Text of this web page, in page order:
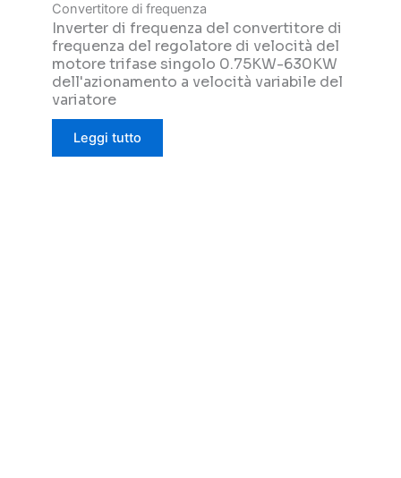
Convertitore di frequenza
Inverter di frequenza del convertitore di
frequenza del regolatore di velocità del
motore trifase singolo 0.75KW-630KW
dell'azionamento a velocità variabile del
variatore
Leggi tutto